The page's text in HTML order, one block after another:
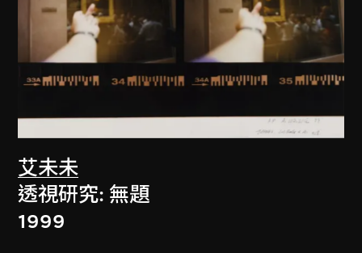
艾未未
透視研究: 無題
1999